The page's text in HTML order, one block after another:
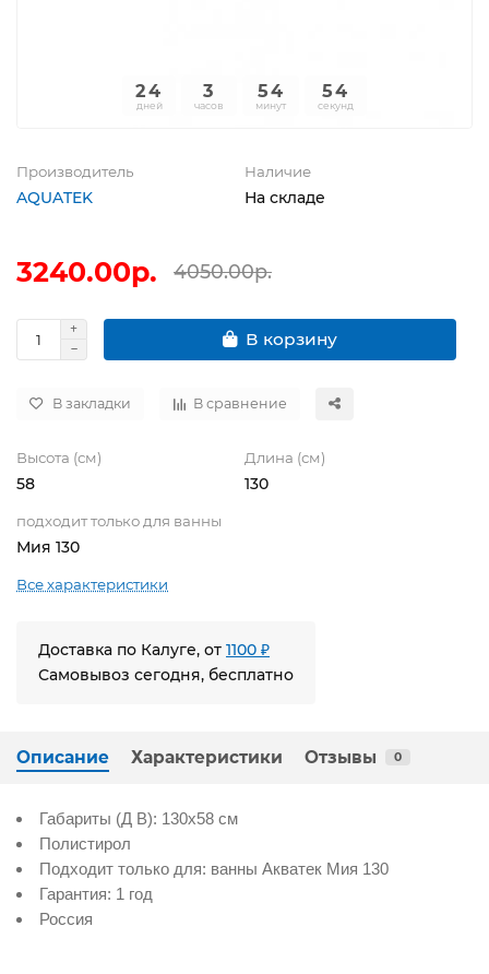
24
дней
3
часов
54
минут
54
секунд
Производитель
AQUATEK
Наличие
На складе
3240.00р. 4050.00р.
В корзину
В закладки В сравнение
Высота (см)
58
Длина (см)
130
подходит только для ванны
Мия 130
Все характеристики
Доставка по Калуге, от 1100 ₽
Самовывоз сегодня, бесплатно
Описание Характеристики Отзывы 0
Габариты (Д В): 130x58 см
Полистирол
Подходит только для: ванны Акватек Мия 130
Гарантия: 1 год
Россия